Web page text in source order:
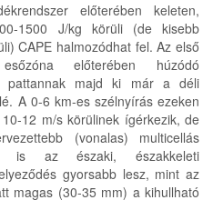
előterében keleten,
1500 J/kg körüli (de kisebb
CAPE halmozódhat fel. Az első
előterében húzódó
pattannak majd ki már a déli
A 0-6 km-es szélnyírás ezeken
12 m/s körülinek ígérkezik, de
(vonalas) multicellás
is az északi, északkeleti
gyorsabb lesz, mint az
magas (30-35 mm) a kihullható